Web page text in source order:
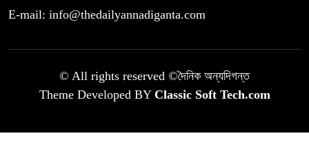
E-mail: info@thedailyannadiganta.com
© All rights reserved ©দৈনিক অন্যদিগন্ত
Theme Developed BY Classic Soft Tech.com